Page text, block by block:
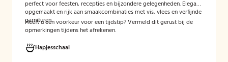
perfect voor feesten, recepties en bijzondere gelegenheden. Elegant
opgemaakt en rijk aan smaakcombinaties met vis, vlees en verfijnde
garnituren.
Heeft u een voorkeur voor een tijdstip? Vermeld dit gerust bij de
opmerkingen tijdens het afrekenen.
Hapjesschaal